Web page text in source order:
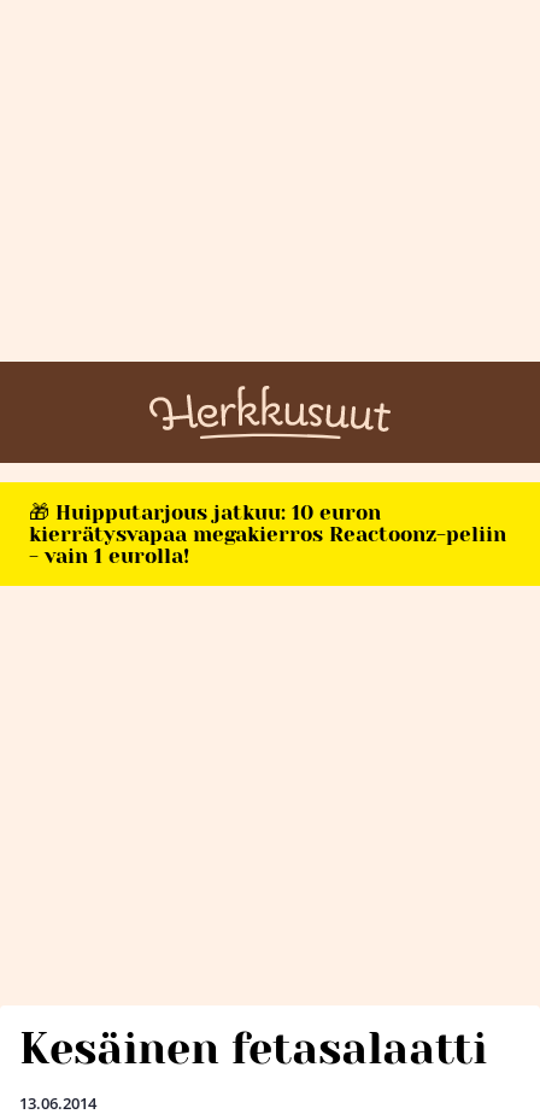
🎁 Huipputarjous jatkuu: 10 euron
kierrätysvapaa megakierros Reactoonz-peliin
- vain 1 eurolla!
Kesäinen fetasalaatti
13.06.2014